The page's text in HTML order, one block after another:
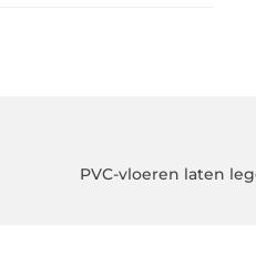
PVC-vloeren laten